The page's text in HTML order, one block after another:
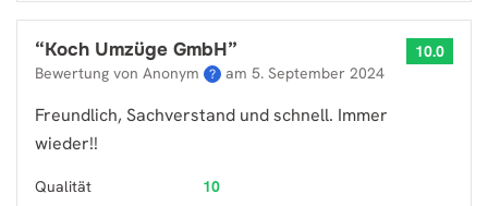
“Koch Umzüge GmbH”
Bewertung von Anonym ? am 5. September 2024
10.0
Freundlich, Sachverstand und schnell. Immer
wieder!!
Qualität
10